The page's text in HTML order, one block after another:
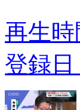
再生時
登録日